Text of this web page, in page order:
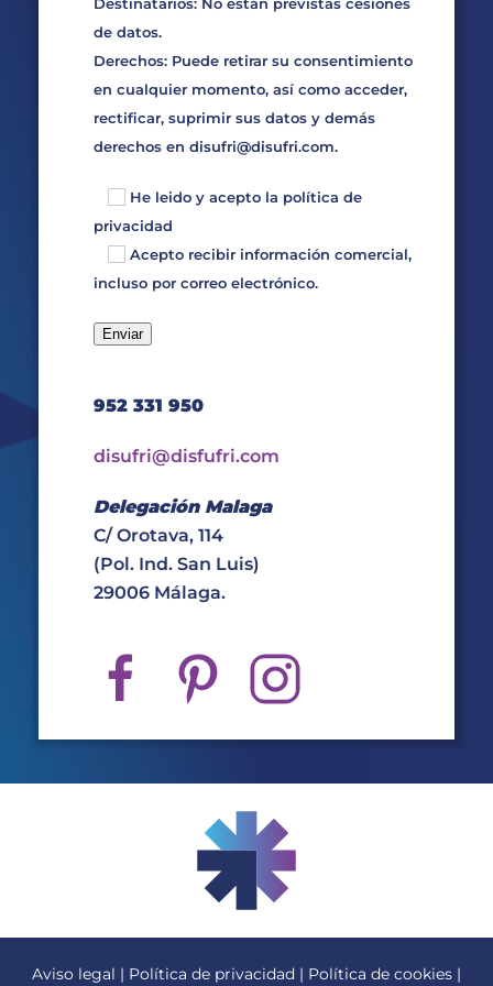
Destinatarios: No están previstas cesiones
de datos.
Derechos: Puede retirar su consentimiento
en cualquier momento, así como acceder,
rectificar, suprimir sus datos y demás
derechos en disufri@disufri.com.
He leido y acepto la política de
privacidad
Acepto recibir información comercial,
incluso por correo electrónico.
952 331 950
disufri@disfufri.com
Delegación Malaga
C/ Orotava, 114
(Pol. Ind. San Luis)
29006 Málaga.
Aviso legal | Política de privacidad | Política de cookies |